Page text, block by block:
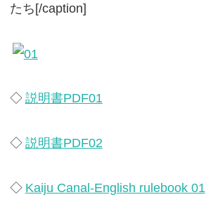
たち[/caption]
◇ 説明書PDF01
◇ 説明書PDF02
◇ Kaiju Canal-English rulebook 01